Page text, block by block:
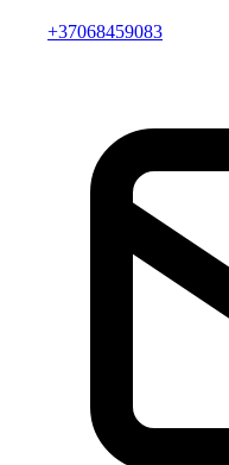
+37068459083